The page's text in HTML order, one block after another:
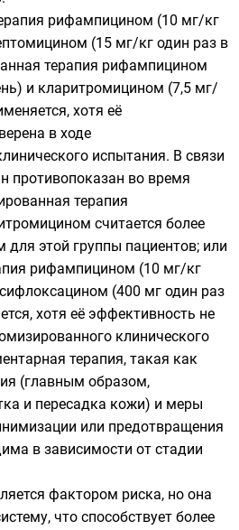
рифампицином (10 мг/кг
(15 мг/кг один раз в
терапия рифампицином
и кларитромицином (7,5 мг/
хотя её
в ходе
испытания. В связи
противопоказан во время
терапия
считается более
этой группы пациентов; или
рифампицином (10 мг/кг
(400 мг один раз
хотя её эффективность не
клинического
терапия, такая как
(главным образом,
и пересадка кожи) и меры
или предотвращения
в зависимости от стадии
фактором риска, но она
что способствует более